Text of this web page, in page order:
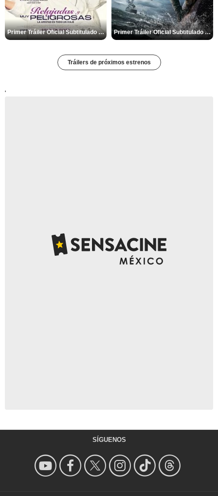
Primer Tráiler Oficial Subtitulado de 'Relajadas y Muy Peligrosas' Primer Tráiler Oficial Subtitulado de 'Código: Venganza'
Tráilers de próximos estrenos
'
SÍGUENOS